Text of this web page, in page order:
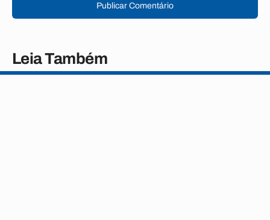
Publicar Comentário
Leia Também